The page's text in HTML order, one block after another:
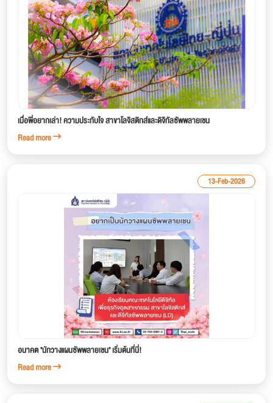
เมื่อพี่อยากเล่า! ความประทับใจ สาขาโลจิสติกส์และดิจิทัลซัพพลายเชน
Read more
13-Feb-2026
อนาคต "นักวางแผนซัพพลายเชน" เริ่มต้นที่นี่!
Read more